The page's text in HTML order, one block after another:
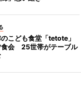
こども食堂「tetote」
食会 25世帯がテーブル